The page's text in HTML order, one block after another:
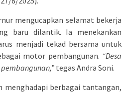
mengucapkan selamat bekerja
baru dilantik. Ia menekankan
menjadi tekad bersama untuk
motor pembangunan. “Desa
tegas Andra Soni.
menghadapi berbagai tantangan,